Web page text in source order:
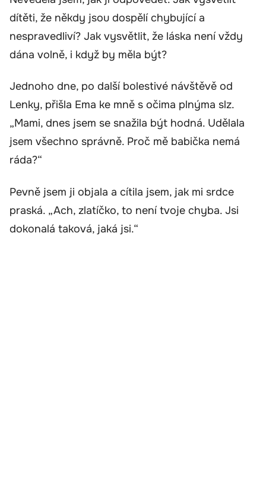
dítěti, že někdy jsou dospělí chybující a
nespravedliví? Jak vysvětlit, že láska není vždy
dána volně, i když by měla být?
Jednoho dne, po další bolestivé návštěvě od
Lenky, přišla Ema ke mně s očima plnýma slz.
„Mami, dnes jsem se snažila být hodná. Udělala
jsem všechno správně. Proč mě babička nemá
ráda?“
Pevně jsem ji objala a cítila jsem, jak mi srdce
praská. „Ach, zlatíčko, to není tvoje chyba. Jsi
dokonalá taková, jaká jsi.“